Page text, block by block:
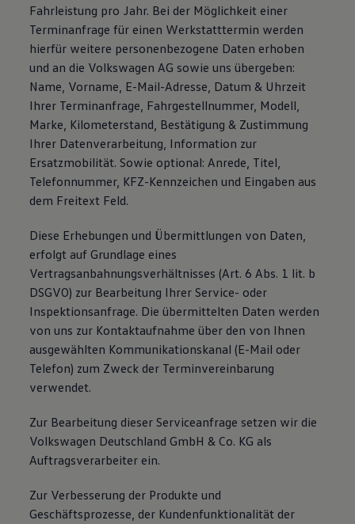
Fahrleistung pro Jahr. Bei der Möglichkeit einer
Terminanfrage für einen Werkstatttermin werden
hierfür weitere personenbezogene Daten erhoben
und an die Volkswagen AG sowie uns übergeben:
Name, Vorname, E-Mail-Adresse, Datum & Uhrzeit
Ihrer Terminanfrage, Fahrgestellnummer, Modell,
Marke, Kilometerstand, Bestätigung & Zustimmung
Ihrer Datenverarbeitung, Information zur
Ersatzmobilität. Sowie optional: Anrede, Titel,
Telefonnummer, KFZ-Kennzeichen und Eingaben aus
dem Freitext Feld.
Diese Erhebungen und Übermittlungen von Daten,
erfolgt auf Grundlage eines
Vertragsanbahnungsverhältnisses (Art. 6 Abs. 1 lit. b
DSGVO) zur Bearbeitung Ihrer Service- oder
Inspektionsanfrage. Die übermittelten Daten werden
von uns zur Kontaktaufnahme über den von Ihnen
ausgewählten Kommunikationskanal (E-Mail oder
Telefon) zum Zweck der Terminvereinbarung
verwendet.
Zur Bearbeitung dieser Serviceanfrage setzen wir die
Volkswagen Deutschland GmbH & Co. KG als
Auftragsverarbeiter ein.
Zur Verbesserung der Produkte und
Geschäftsprozesse, der Kundenfunktionalität der